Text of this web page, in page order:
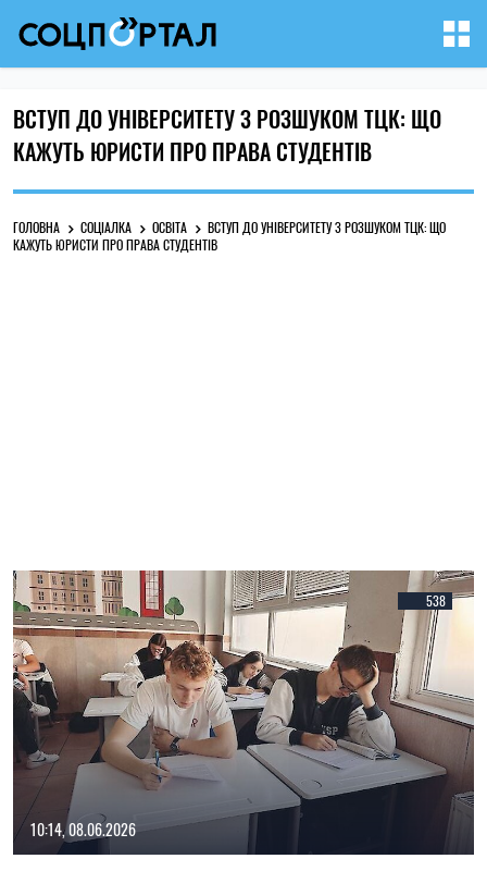
ВСТУП ДО УНІВЕРСИТЕТУ З РОЗШУКОМ ТЦК: ЩО
КАЖУТЬ ЮРИСТИ ПРО ПРАВА СТУДЕНТІВ
ГОЛОВНА СОЦІАЛКА ОСВІТА
ВСТУП ДО УНІВЕРСИТЕТУ З РОЗШУКОМ ТЦК: ЩО
КАЖУТЬ ЮРИСТИ ПРО ПРАВА СТУДЕНТІВ
538
10:14, 08.06.2026